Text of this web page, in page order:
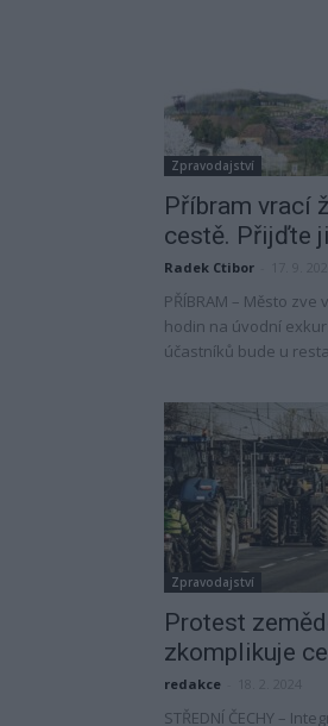
Zpravodajství
Příbram vrací
cestě. Přijďte
Radek Ctibor
PŘÍBRAM – Město
hodin na úvodní
účastníků bude u
Zpravodajství
Protest
zkomplikuje
redakce
STŘEDNÍ ČECHY –